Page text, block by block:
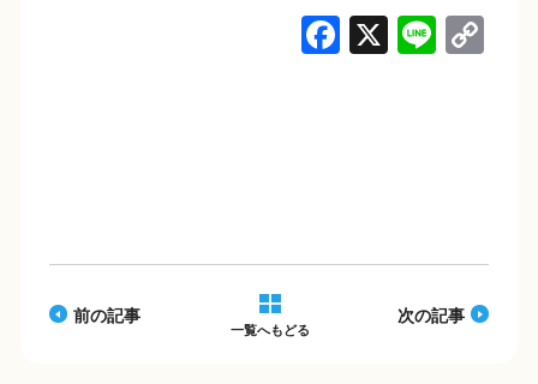
F
o
X Li
前の記事
一覧へもどる
次の記事